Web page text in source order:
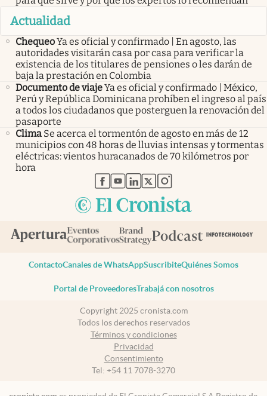
Actualidad
ChequeoYa es oficial y confirmado | En agosto, las
autoridades visitarán casa por casa para verificar la
existencia de los titulares de pensiones o les darán de
baja la prestación en Colombia
Documento de viajeYa es oficial y confirmado | México,
Perú y República Dominicana prohíben el ingreso al país
a todos los ciudadanos que posterguen la renovación del
pasaporte
Clima Se acerca el tormentón de agosto en más de 12
municipios con 48 horas de lluvias intensas y tormentas
eléctricas: vientos huracanados de 70 kilómetros por
hora
abre en nueva pestaña
abre en nueva pestaña
abre en nueva pestaña
abre en nueva pestaña
abre en nueva pestaña
ContactoCanales de WhatsAppSuscribiteQuiénes Somos
Portal de ProveedoresTrabajá con nosotros
Copyright 2025 cronista.com
Todos los derechos reservados
Términos y condiciones
Privacidad
Consentimiento
Tel: +54 11 7078-3270